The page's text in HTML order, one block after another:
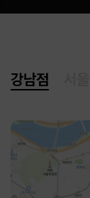
강남점